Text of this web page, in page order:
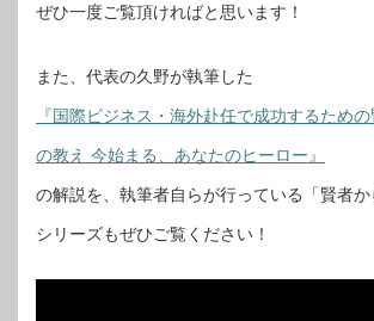
ぜひ一度ご覧頂ければと思います！
また、代表の久野が執筆した
『国際ビジネス・海外赴任で成功するため
の教え 今始まる、あなたのヒーロー』
の解説を、執筆者自らが行っている「賢者か
シリーズもぜひご覧ください！